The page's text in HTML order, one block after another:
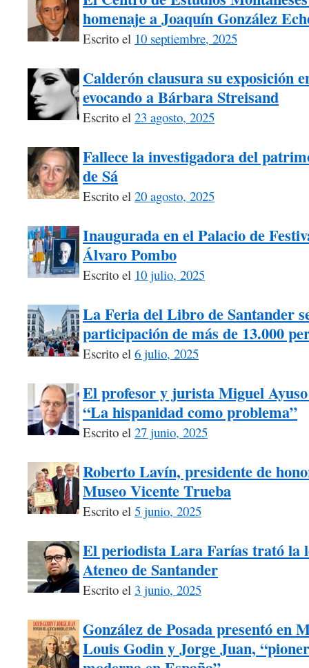
homenaje a Joaquín González
Escrito el 10 septiembre, 2025
Calderón clausura su exposición
evocando a Bárbara Streisand
Escrito el 23 agosto, 2025
Fallece la investigadora del
de Sá
Escrito el 20 agosto, 2025
Inaugurada en el Palacio de
Álvaro Pombo
Escrito el 10 julio, 2025
La Feria del Libro de Santander
participación de más de 13.000
Escrito el 6 julio, 2025
El profesor y jurista Miguel
“La hispanidad como problema”
Escrito el 27 junio, 2025
Roberto Lavín, presidente de
Museo Vicente Trueba
Escrito el 5 junio, 2025
El periodista Lara Farías trató la
Ateneo de Santander
Escrito el 3 junio, 2025
González de Posada presentó en
Louis Godin y Jorge Juan,